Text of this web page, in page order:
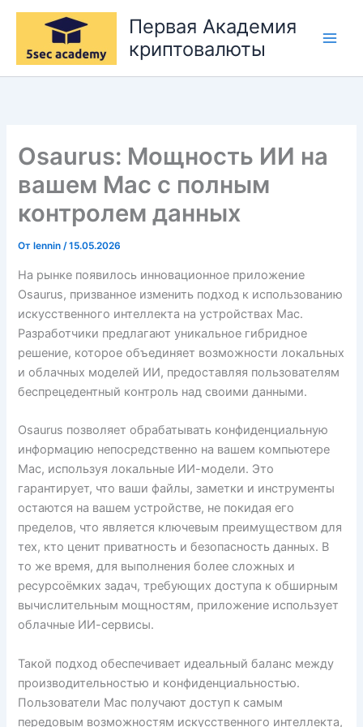
Перейти
содержимому
Первая Академия
криптовалюты
Osaurus: Мощность ИИ на
вашем Mac с полным
контролем данных
От lennin/15.05.2026
На рынке появилось инновационное приложение
Osaurus, призванное изменить подход к использованию
искусственного интеллекта на устройствах Mac.
Разработчики предлагают уникальное гибридное
решение, которое объединяет возможности локальных
и облачных моделей ИИ, предоставляя пользователям
беспрецедентный контроль над своими данными.
Osaurus позволяет обрабатывать конфиденциальную
информацию непосредственно на вашем компьютере
Mac, используя локальные ИИ-модели. Это
гарантирует, что ваши файлы, заметки и инструменты
остаются на вашем устройстве, не покидая его
пределов, что является ключевым преимуществом для
тех, кто ценит приватность и безопасность данных. В
то же время, для выполнения более сложных и
ресурсоёмких задач, требующих доступа к обширным
вычислительным мощностям, приложение использует
облачные ИИ-сервисы.
Такой подход обеспечивает идеальный баланс между
производительностью и конфиденциальностью.
Пользователи Mac получают доступ к самым
передовым возможностям искусственного интеллекта,